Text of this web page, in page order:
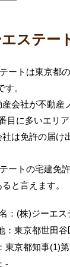
ステー
ートは東京都
。
会社が不動産
目に多いエリア
社は免許の届け
ートの宅建免
と言えます。
：(株)ジーエス
：東京都世田
東京都知事(1)
-